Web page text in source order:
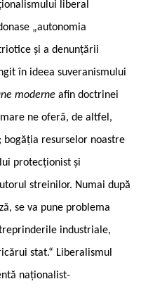
liberal
„autonomia
și a denunțării
în ideea suveranismului
moderne afin doctrinei
ne oferă, de altfel,
bogăția resurselor noastre
protecționist și
streinilor. Numai după
se va pune problema
industriale,
stat.“ Liberalismul
naționalist-